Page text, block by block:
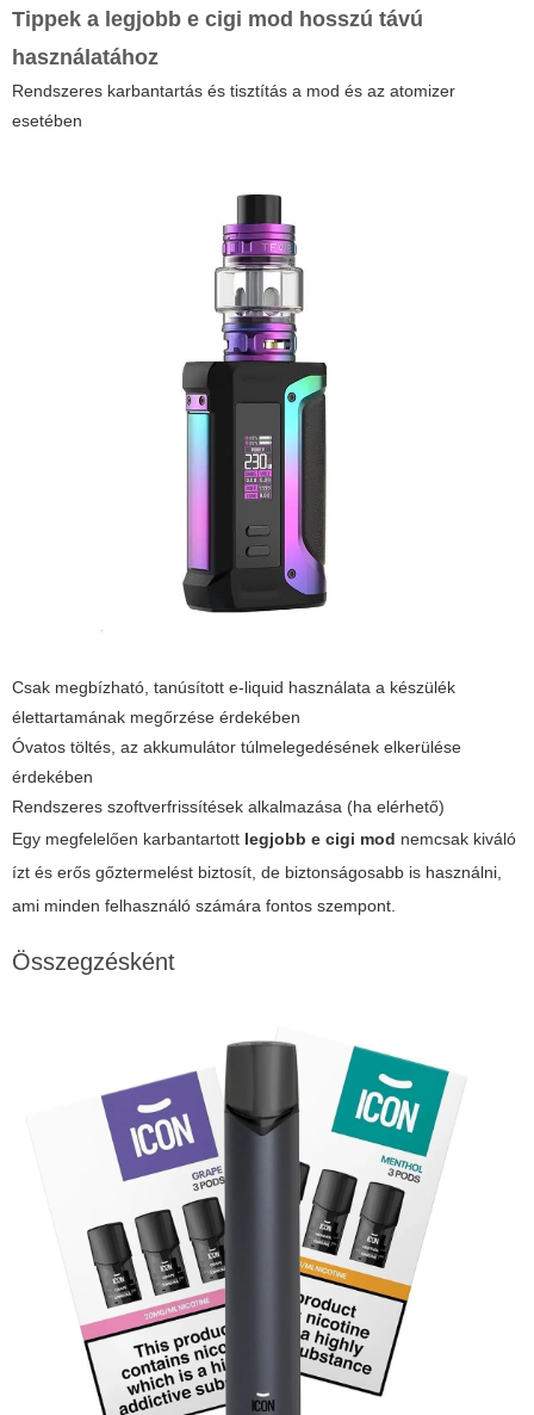
Tippek a legjobb e cigi mod hosszú távú
használatához
Rendszeres karbantartás és tisztítás a mod és az atomizer
esetében
Csak megbízható, tanúsított e-liquid használata a készülék
élettartamának megőrzése érdekében
Óvatos töltés, az akkumulátor túlmelegedésének elkerülése
érdekében
Rendszeres szoftverfrissítések alkalmazása (ha elérhető)
Egy megfelelően karbantartott legjobb e cigi mod nemcsak kiváló
ízt és erős gőztermelést biztosít, de biztonságosabb is használni,
ami minden felhasználó számára fontos szempont.
Összegzésként